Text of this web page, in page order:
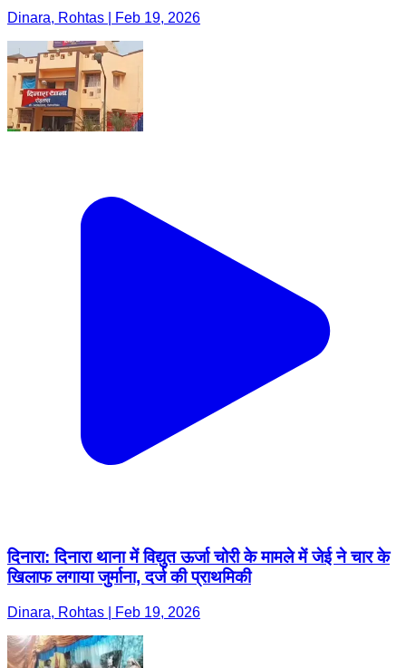
Dinara, Rohtas | Feb 19, 2026
दिनारा: दिनारा थाना में विद्युत ऊर्जा चोरी के मामले में जेई ने चार के
खिलाफ लगाया जुर्माना, दर्ज की प्राथमिकी
Dinara, Rohtas | Feb 19, 2026